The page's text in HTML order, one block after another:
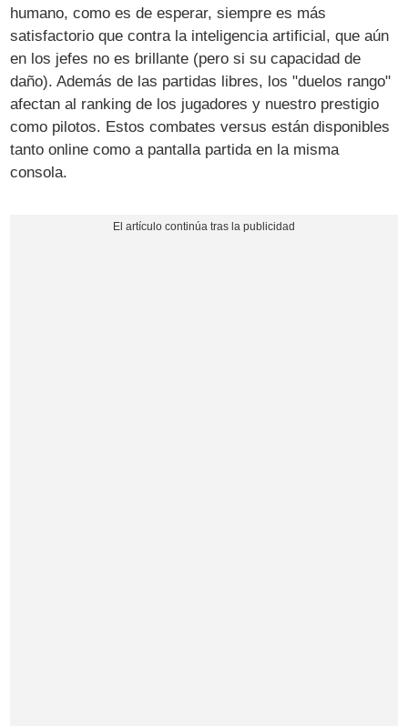
humano, como es de esperar, siempre es más
satisfactorio que contra la inteligencia artificial, que aún
en los jefes no es brillante (pero si su capacidad de
daño). Además de las partidas libres, los "duelos rango"
afectan al ranking de los jugadores y nuestro prestigio
como pilotos. Estos combates versus están disponibles
tanto online como a pantalla partida en la misma
consola.